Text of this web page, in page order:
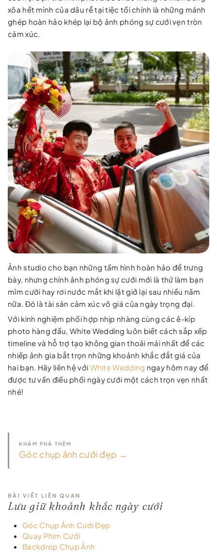
xõa hết mình của dâu rể tại tiệc tối chính là những mảnh
ghép hoàn hảo khép lại bộ ảnh phóng sự cưới vẹn tròn
cảm xúc.
Ảnh studio cho bạn những tấm hình hoàn hảo để trưng
bày, nhưng chính ảnh phóng sự cưới mới là thứ làm bạn
mỉm cười hay rơi nước mắt khi lật giở lại sau nhiều năm
nữa. Đó là tài sản cảm xúc vô giá của ngày trọng đại.
Với kinh nghiệm phối hợp nhịp nhàng cùng các ê-kíp
photo hàng đầu, White Wedding luôn biết cách sắp xếp
timeline và hỗ trợ tạo không gian thoải mái nhất để các
nhiếp ảnh gia bắt trọn những khoảnh khắc đắt giá của
hai bạn. Hãy liên hệ với White Wedding ngay hôm nay để
được tư vấn điều phối ngày cưới một cách trọn vẹn nhất
nhé!
KHÁM PHÁ THÊM
Góc chụp ảnh cưới đẹp →
BÀI VIẾT LIÊN QUAN
Lưu giữ khoảnh khắc ngày cưới
Góc Chụp Ảnh Cưới Đẹp
Quay Phim Cưới
Backdrop Chụp Ảnh